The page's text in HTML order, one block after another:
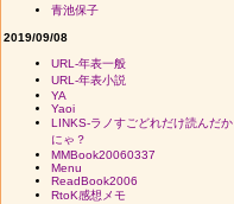
青池保子
2019/09/08
URL-年表一般
URL-年表小説
YA
Yaoi
LINKS-ラノすごどれだけ読んだか
にゃ？
MMBook20060337
Menu
ReadBook2006
RtoK感想メモ